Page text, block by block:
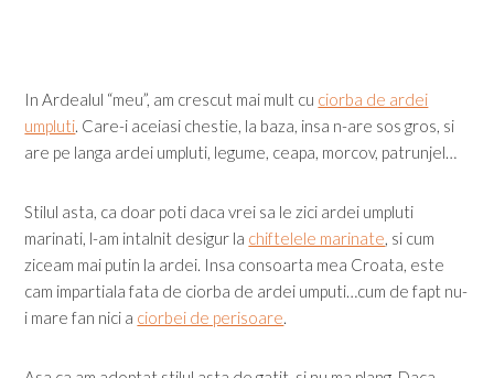
In Ardealul “meu”, am crescut mai mult cu ciorba de ardei
umpluti. Care-i aceiasi chestie, la baza, insa n-are sos gros, si
are pe langa ardei umpluti, legume, ceapa, morcov, patrunjel…
Stilul asta, ca doar poti daca vrei sa le zici ardei umpluti
marinati, l-am intalnit desigur la chiftelele marinate, si cum
ziceam mai putin la ardei. Insa consoarta mea Croata, este
cam impartiala fata de ciorba de ardei umputi…cum de fapt nu-
i mare fan nici a ciorbei de perisoare.